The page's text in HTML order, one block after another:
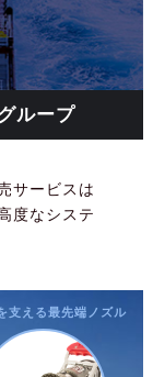
ループ
サービスは
度なシステ
支える最先端ノズル